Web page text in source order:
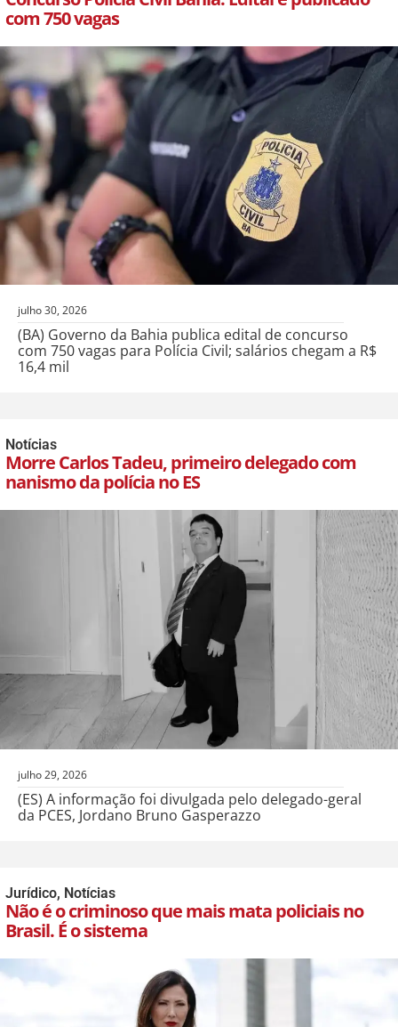
com 750 vagas
julho 30, 2026
(BA) Governo da Bahia publica edital de concurso
com 750 vagas para Polícia Civil; salários chegam a R$
16,4 mil
Notícias
Morre Carlos Tadeu, primeiro delegado com
nanismo da polícia no ES
julho 29, 2026
(ES) A informação foi divulgada pelo delegado-geral
da PCES, Jordano Bruno Gasperazzo
Jurídico, Notícias
Não é o criminoso que mais mata policiais no
Brasil. É o sistema